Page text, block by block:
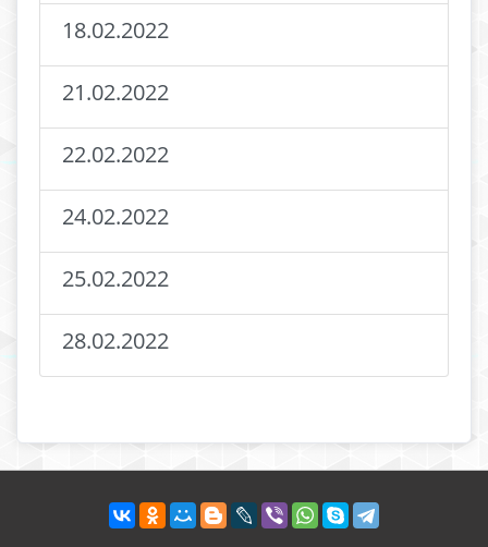
18.02.2022
21.02.2022
22.02.2022
24.02.2022
25.02.2022
28.02.2022